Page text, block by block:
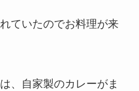
ていたのでお料理が来
、自家製のカレーがま